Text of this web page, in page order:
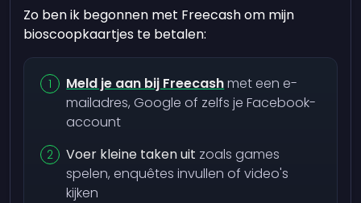
Zo ben ik begonnen met Freecash om mijn
bioscoopkaartjes te betalen:
Meld je aan bij Freecashmet een e-
mailadres, Google of zelfs je Facebook-
account
Voer kleine taken uit zoals games
spelen, enquêtes invullen of video's
kijken